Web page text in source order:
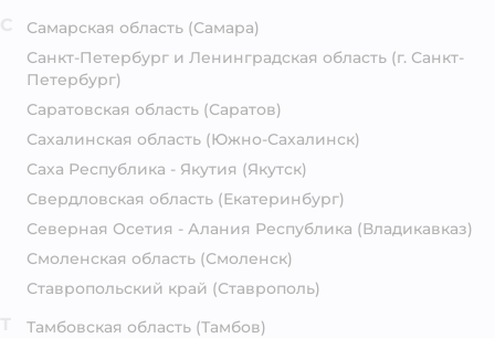
Самарская область (Самара)
Санкт-Петербург и Ленинградская область (г. Санкт-
Петербург)
Саратовская область (Саратов)
Сахалинская область (Южно-Сахалинск)
Саха Республика - Якутия (Якутск)
Свердловская область (Екатеринбург)
Северная Осетия - Алания Республика (Владикавказ)
Смоленская область (Смоленск)
Ставропольский край (Ставрополь)
Тамбовская область (Тамбов)